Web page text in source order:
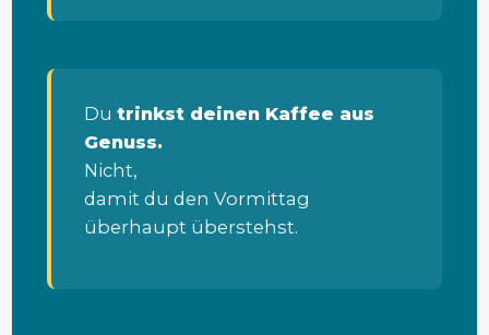
Du trinkst deinen Kaffee aus
Genuss.
Nicht,
damit du den Vormittag
überhaupt überstehst.